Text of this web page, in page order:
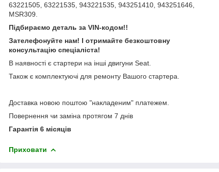
63221505, 63221535, 943221535, 943251410, 943251646,
MSR309.
Підбираємо деталь за VIN-кодом!!
Зателефонуйте нам! І отримайте безкоштовну
консультацію спеціаліста!
В наявності є стартери на інші двигуни Seat.
Також є комплектуючі для ремонту Вашого стартера.
Доставка новою поштою "накладеним" платежем.
Повернення чи заміна протягом 7 днів
Гарантія 6 місяців
Приховати